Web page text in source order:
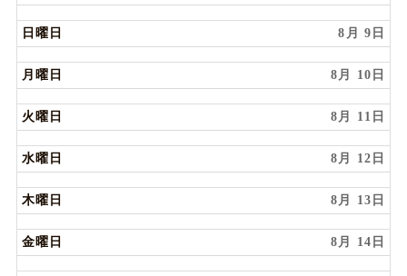
日曜日 8月 9
月曜日 8月 10
火曜日 8月 11
水曜日 8月 12
木曜日 8月 13
金曜日 8月 14